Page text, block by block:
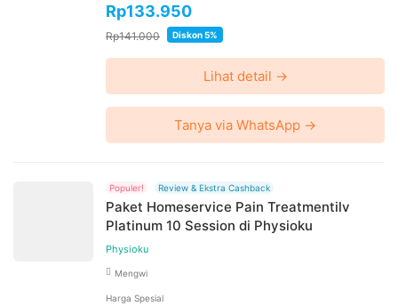
Rp133.950
Rp141.000 Diskon 5%
Lihat detail →
Tanya via WhatsApp →
Populer! Review & Ekstra Cashback
Paket Homeservice Pain Treatmentilv
Platinum 10 Session di Physioku
Physioku
Mengwi
Harga Spesial